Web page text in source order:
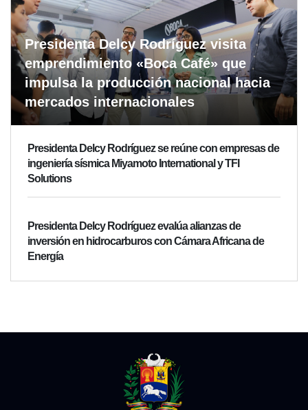
Presidenta Delcy Rodríguez visita
emprendimiento «Boca Café» que
impulsa la producción nacional hacia
mercados internacionales
Presidenta Delcy Rodríguez se reúne con empresas de
ingeniería sísmica Miyamoto International y TFI
Solutions
Presidenta Delcy Rodríguez evalúa alianzas de
inversión en hidrocarburos con Cámara Africana de
Energía